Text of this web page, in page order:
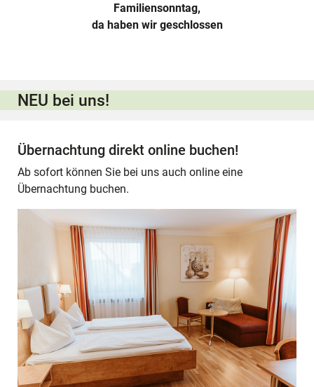
Familiensonntag,
da haben wir geschlossen
NEU bei uns!
Übernachtung direkt online buchen!
Ab sofort können Sie bei uns auch online eine
Übernachtung buchen.